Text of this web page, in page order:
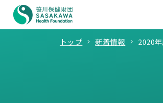
トップ 新着情報 2020